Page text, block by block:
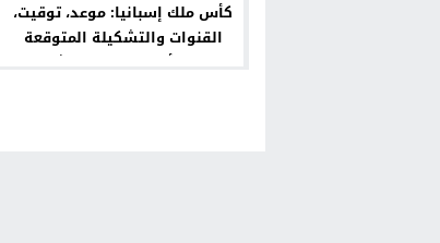
كأس ملك إسبانيا: موعد، توقيت،
القنوات والتشكيلة المتوقعة
لمباراة ألباسيتي ضد برشلونة